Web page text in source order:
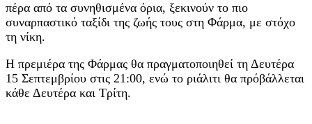
πέρα από τα συνηθισμένα όρια, ξεκινούν το πιο
συναρπαστικό ταξίδι της ζωής τους στη Φάρμα, με στόχο
τη νίκη.
Η πρεμιέρα της Φάρμας θα πραγματοποιηθεί τη Δευτέρα
15 Σεπτεμβρίου στις 21:00, ενώ το ριάλιτι θα πρόβάλλεται
κάθε Δευτέρα και Τρίτη.